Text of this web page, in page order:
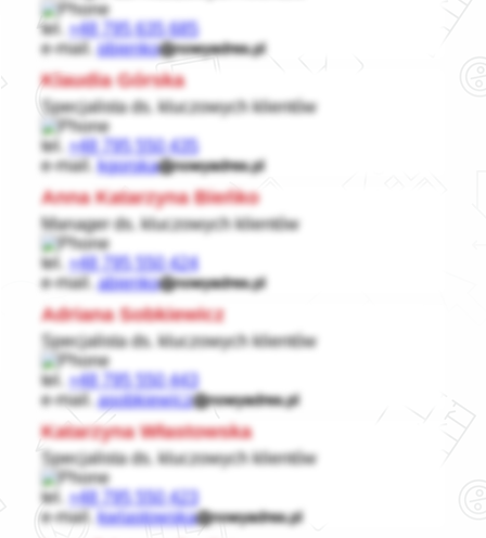
tel. +48 795 635 685
e-mail. pbienko
Klaudia Górska
Specjalista ds. kluczowych klientów
tel. +48 795 550 435
e-mail. kgorska
Anna Katarzyna Bieńko
Manager ds. kluczowych klientów
tel. +48 795 550 424
e-mail.abienko
Adriana Sobkiewicz
Specjalista ds. kluczowych klientów
tel. +48 795 550 443
e-mail.asobkiewicz
Katarzyna Włastowska
Specjalista ds. kluczowych klientów
tel. +48 795 550 423
e-mail. kwlastowska